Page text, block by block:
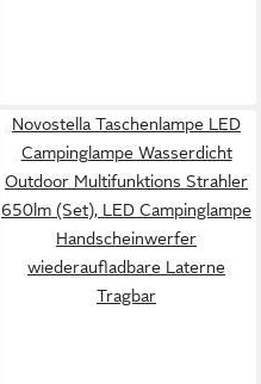
Novostella Taschenlampe LED
Campinglampe Wasserdicht
Outdoor Multifunktions Strahler
650lm (Set), LED Campinglampe
Handscheinwerfer
wiederaufladbare Laterne
Tragbar